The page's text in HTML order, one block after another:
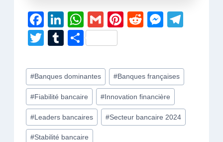
F
a
c
e
b
o
o
k
Li
n
k
e
dI
n
W
h
at
s
A
p
p
G
m
ail
Pi
e
st
R
di
t
M
e
n
g
er
gr
a
T
tt
er
T
m
bl
r
P
ta
g
er
Étiquettes
de
la
publication :
#Banques dominantes #Banques françaises
#Fiabilité bancaire # Innovation financière
#Leaders bancaires #Secteur bancaire 2024
#Stabilité bancaire